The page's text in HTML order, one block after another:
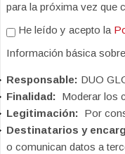
para la próxima vez que
He leído y acepto la
Información básica
Responsable: DUO
Finalidad: Moderar los
Legitimación: Por
Destinatarios y
o comunican datos a